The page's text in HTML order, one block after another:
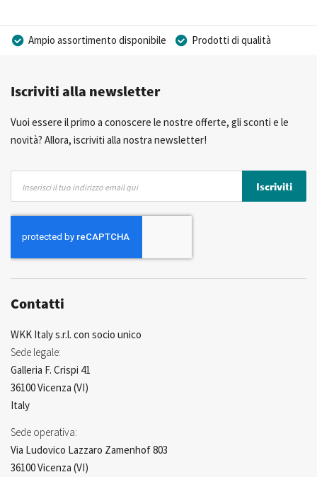
Ampio assortimento disponibile
Prodotti di qualità
Consulenza Personalizzata
Iscriviti alla newsletter
Vuoi essere il primo a conoscere le nostre offerte, gli sconti e le
novità? Allora, iscriviti alla nostra newsletter!
nostra
Newsletter:
Iscriviti
Contatti
WKK Italy s.r.l. con socio unico
Sede legale:
Galleria F. Crispi 41
36100 Vicenza (VI)
Italy
Sede operativa:
Via Ludovico Lazzaro Zamenhof 803
36100 Vicenza (VI)